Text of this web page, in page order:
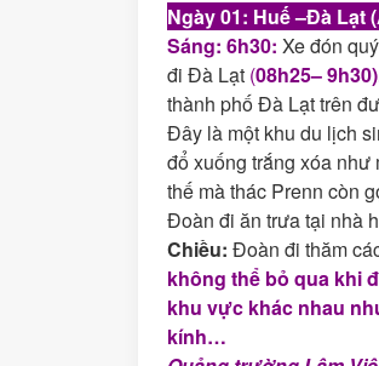
Ngày 01: Huế –Đà Lạt
Sáng: 6h30: Xe đón
đi Đà Lạt (08h25– 9h30)
thành phố Đà Lạt trên
Đây là một khu du lịch
đổ xuống trắng xóa như
thế mà thác Prenn còn
Đoàn đi ăn trưa tại nhà
Chiều: Đoàn đi thăm
không thể bỏ qua khi
khu vực khác nhau
kính…